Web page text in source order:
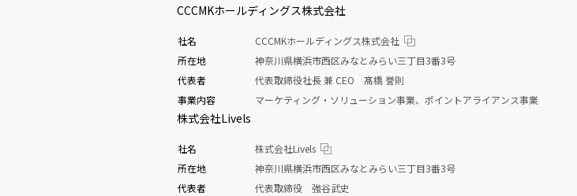
CCCMKホールディングス株式会社
社名
CCCMKホールディングス株式会社
所在地
神奈川県横浜市西区みなとみらい三丁目3番3号
代表者
代表取締役社長 兼 CEO 髙橋 誉則
事業内容
マーケティング・ソリューション事業、ポイントアライアンス事業
株式会社Livels
社名
株式会社Livels
所在地
神奈川県横浜市西区みなとみらい三丁目3番3号
代表者
代表取締役 強谷武史